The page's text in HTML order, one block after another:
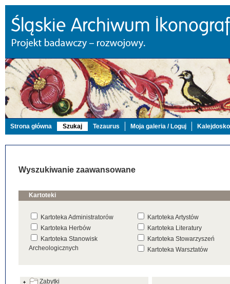
Strona główna Szukaj Tezaurus Moja galeria / Loguj
Wyszukiwanie zaawansowane
Kartoteki
Kartoteka Administratorów
Kartoteka Artystów
Kartoteka Herbów
Kartoteka Literatury
Kartoteka Stanowisk
Archeologicznych
Kartoteka Stowarzyszeń
Kartoteka Warsztatów
Zabytki